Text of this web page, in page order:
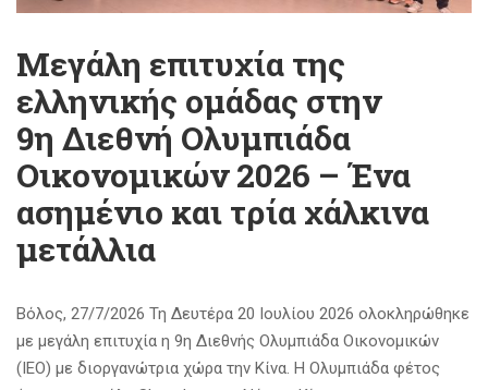
Μεγάλη επιτυχία της
ελληνικής ομάδας στην
9η Διεθνή Ολυμπιάδα
Οικονομικών 2026 – Ένα
ασημένιο και τρία χάλκινα
μετάλλια
Βόλος, 27/7/2026 Τη Δευτέρα 20 Ιουλίου 2026 ολοκληρώθηκε
με μεγάλη επιτυχία η 9η Διεθνής Ολυμπιάδα Οικονομικών
(ΙΕΟ) με διοργανώτρια χώρα την Κίνα. Η Ολυμπιάδα φέτος